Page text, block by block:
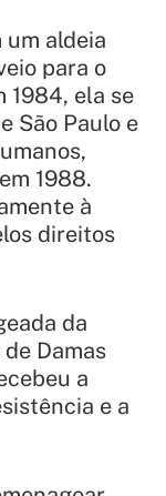
um aldeia
para o
1984, ela se
São Paulo e
1988.
à
direitos
da
Damas
a
e a